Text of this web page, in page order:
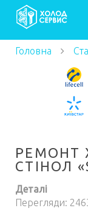
Головна
Ремонт
РЕМОНТ
СТІНОЛ
Деталі
Перегляди: